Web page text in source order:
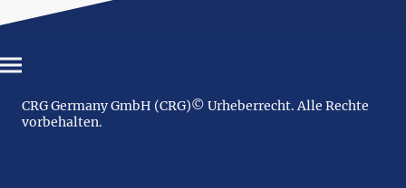
CRG Germany GmbH (CRG)© Urheberrecht. Alle Rechte
vorbehalten.